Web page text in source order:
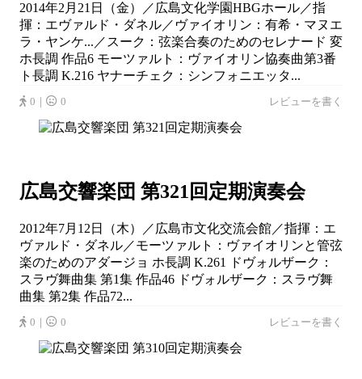
2014年2月21日（金）／広島文化学園HBGホール／指
揮：エヴァルド・ダネル／ヴァイオリン：有希・マヌエ
ラ・ヤンケ...／スーク：弦楽合奏のためのセレナード 変
ホ長調 作品6 モーツァルト：ヴァイオリン協奏曲第3番
ト長調 K.216 ヤナーチェク：シンフォニエッタ...
0｜ 0 レビューを書く
広島交響楽団 第321回定期演奏会
2012年7月12日（木）／広島市文化交流会館／指揮：エ
ヴァルド・ダネル／モーツァルト：ヴァイオリンと管弦
楽のためのアダージョ ホ長調 K.261 ドヴォルザーク：
スラヴ舞曲集 第1集 作品46 ドヴォルザーク：スラヴ舞
曲集 第2集 作品72...
0｜ 0 レビューを書く